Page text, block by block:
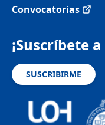
Convocatorias
¡Suscríbete
SUSCRIBIRME